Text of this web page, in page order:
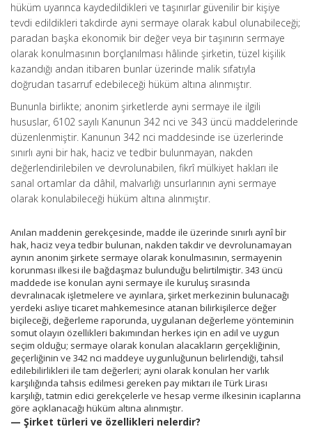
hüküm uyarınca kaydedildikleri ve taşınırlar güvenilir bir kişiye
tevdi edildikleri takdirde ayni sermaye olarak kabul olunabileceği;
paradan başka ekonomik bir değer veya bir taşınırın sermaye
olarak konulmasının borçlanılması hâlinde şirketin, tüzel kişilik
kazandığı andan itibaren bunlar üzerinde malik sıfatıyla
doğrudan tasarruf edebileceği hüküm altına alınmıştır.
Bununla birlikte; anonim şirketlerde ayni sermaye ile ilgili
hususlar, 6102 sayılı Kanunun 342 nci ve 343 üncü maddelerinde
düzenlenmiştir. Kanunun 342 nci maddesinde ise üzerlerinde
sınırlı ayni bir hak, haciz ve tedbir bulunmayan, nakden
değerlendirilebilen ve devrolunabilen, fikrî mülkiyet hakları ile
sanal ortamlar da dâhil, malvarlığı unsurlarının ayni sermaye
olarak konulabileceği hüküm altına alınmıştır.
Anılan maddenin gerekçesinde, madde ile üzerinde sınırlı aynî bir
hak, haciz veya tedbir bulunan, nakden takdir ve devrolunamayan
aynın anonim şirkete sermaye olarak konulmasının, sermayenin
korunması ilkesi ile bağdaşmaz bulunduğu belirtilmiştir. 343 üncü
maddede ise konulan ayni sermaye ile kuruluş sırasında
devralınacak işletmelere ve ayınlara, şirket merkezinin bulunacağı
yerdeki asliye ticaret mahkemesince atanan bilirkişilerce değer
biçileceği, değerleme raporunda, uygulanan değerleme yönteminin
somut olayın özellikleri bakımından herkes için en adil ve uygun
seçim olduğu; sermaye olarak konulan alacakların gerçekliğinin,
geçerliğinin ve 342 nci maddeye uygunluğunun belirlendiği, tahsil
edilebilirlikleri ile tam değerleri; ayni olarak konulan her varlık
karşılığında tahsis edilmesi gereken pay miktarı ile Türk Lirası
karşılığı, tatmin edici gerekçelerle ve hesap verme ilkesinin icaplarına
göre açıklanacağı hüküm altına alınmıştır.
— Şirket türleri ve özellikleri nelerdir?